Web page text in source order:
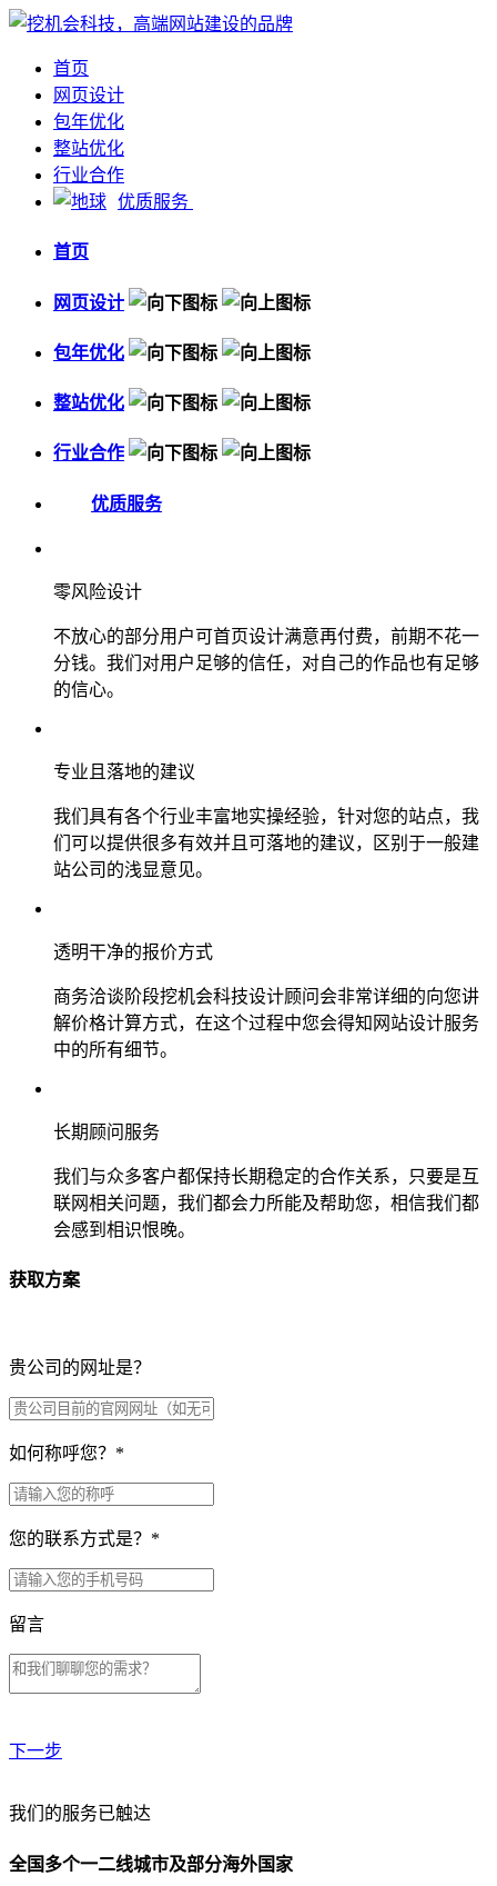
首页
网页设计
包年优化
整站优化
行业合作
优质服务
首页
网页设计
包年优化
整站优化
行业合作
优质服务
零风险设计
不放心的部分用户可首页设计满意再付费，前期不花一
分钱。我们对用户足够的信任，对自己的作品也有足够
的信心。
专业且落地的建议
我们具有各个行业丰富地实操经验，针对您的站点，我
们可以提供很多有效并且可落地的建议，区别于一般建
站公司的浅显意见。
透明干净的报价方式
商务洽谈阶段挖机会科技设计顾问会非常详细的向您讲
解价格计算方式，在这个过程中您会得知网站设计服务
中的所有细节。
长期顾问服务
我们与众多客户都保持长期稳定的合作关系，只要是互
联网相关问题，我们都会力所能及帮助您，相信我们都
会感到相识恨晚。
获取方案
贵公司的网址是？
如何称呼您？ *
您的联系方式是？ *
留言
下一步
贵公司预算范围是？
我们的服务已触达
全国多个一二线城市及部分海外国家